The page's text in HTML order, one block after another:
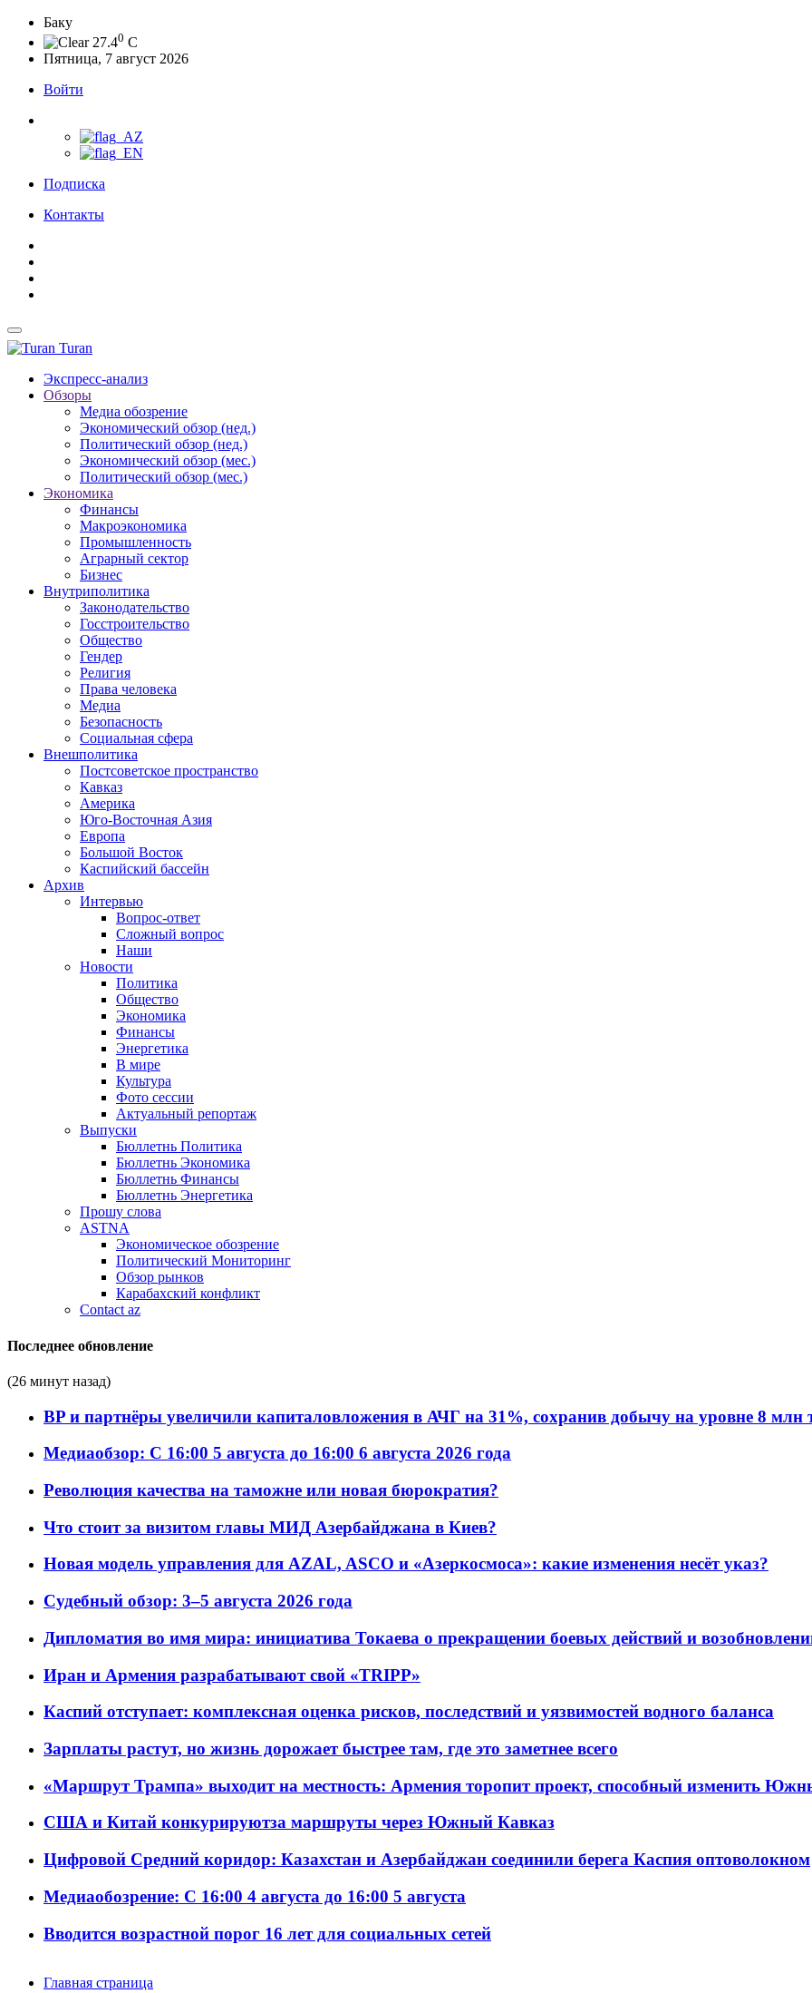
Баку
27.40 C
Пятница, 7 август 2026
Войти
Подписка
Контакты
Turan
Экспресс-анализ
Обзоры
Медиа обозрение
Экономический обзор (нед.)
Политический обзор (нед.)
Экономический обзор (мес.)
Политический обзор (мес.)
Экономика
Финансы
Макроэкономика
Промышленность
Аграрный сектор
Бизнес
Внутриполитика
Законодательство
Госстроительство
Общество
Гендер
Религия
Права человека
Медиа
Безопасность
Социальная сфера
Внешполитика
Постсоветское пространство
Кавказ
Америка
Юго-Восточная Азия
Европа
Большой Восток
Каспийский бассейн
Архив
Интервью
Вопрос-ответ
Сложный вопрос
Наши
Новости
Политика
Общество
Экономика
Финансы
Энергетика
В мире
Культура
Фото сессии
Актуальный репортаж
Выпуски
Бюллетнь Политика
Бюллетнь Экономика
Бюллетнь Финансы
Бюллетнь Энергетика
Прошу слова
ASTNA
Экономическое обозрение
Политический Мониторинг
Обзор рынков
Карабахский конфликт
Contact az
Последнее обновление
(26 минут назад)
BP и партнёры увеличили капиталовложения в АЧГ на 31%, сохранив добычу на уровне 8 млн
Медиаобзор: С 16:00 5 августа до 16:00 6 августа 2026 года
Революция качества на таможне или новая бюрократия?
Что стоит за визитом главы МИД Азербайджана в Киев?
Новая модель управления для AZAL, ASCO и «Азеркосмоса»: какие изменения несёт указ?
Судебный обзор: 3–5 августа 2026 года
Дипломатия во имя мира: инициатива Токаева о прекращении боевых действий и
Иран и Армения разрабатывают свой «TRIPP»
Каспий отступает: комплексная оценка рисков, последствий и уязвимостей водного баланса
Зарплаты растут, но жизнь дорожает быстрее там, где это заметнее всего
«Маршрут Трампа» выходит на местность: Армения торопит проект, способный изменить
США и Китай конкурируютза маршруты через Южный Кавказ
Цифровой Средний коридор: Казахстан и Азербайджан соединили берега Каспия оптоволокном
Медиаобозрение: С 16:00 4 августа до 16:00 5 августа
Вводится возрастной порог 16 лет для социальных сетей
Главная страница